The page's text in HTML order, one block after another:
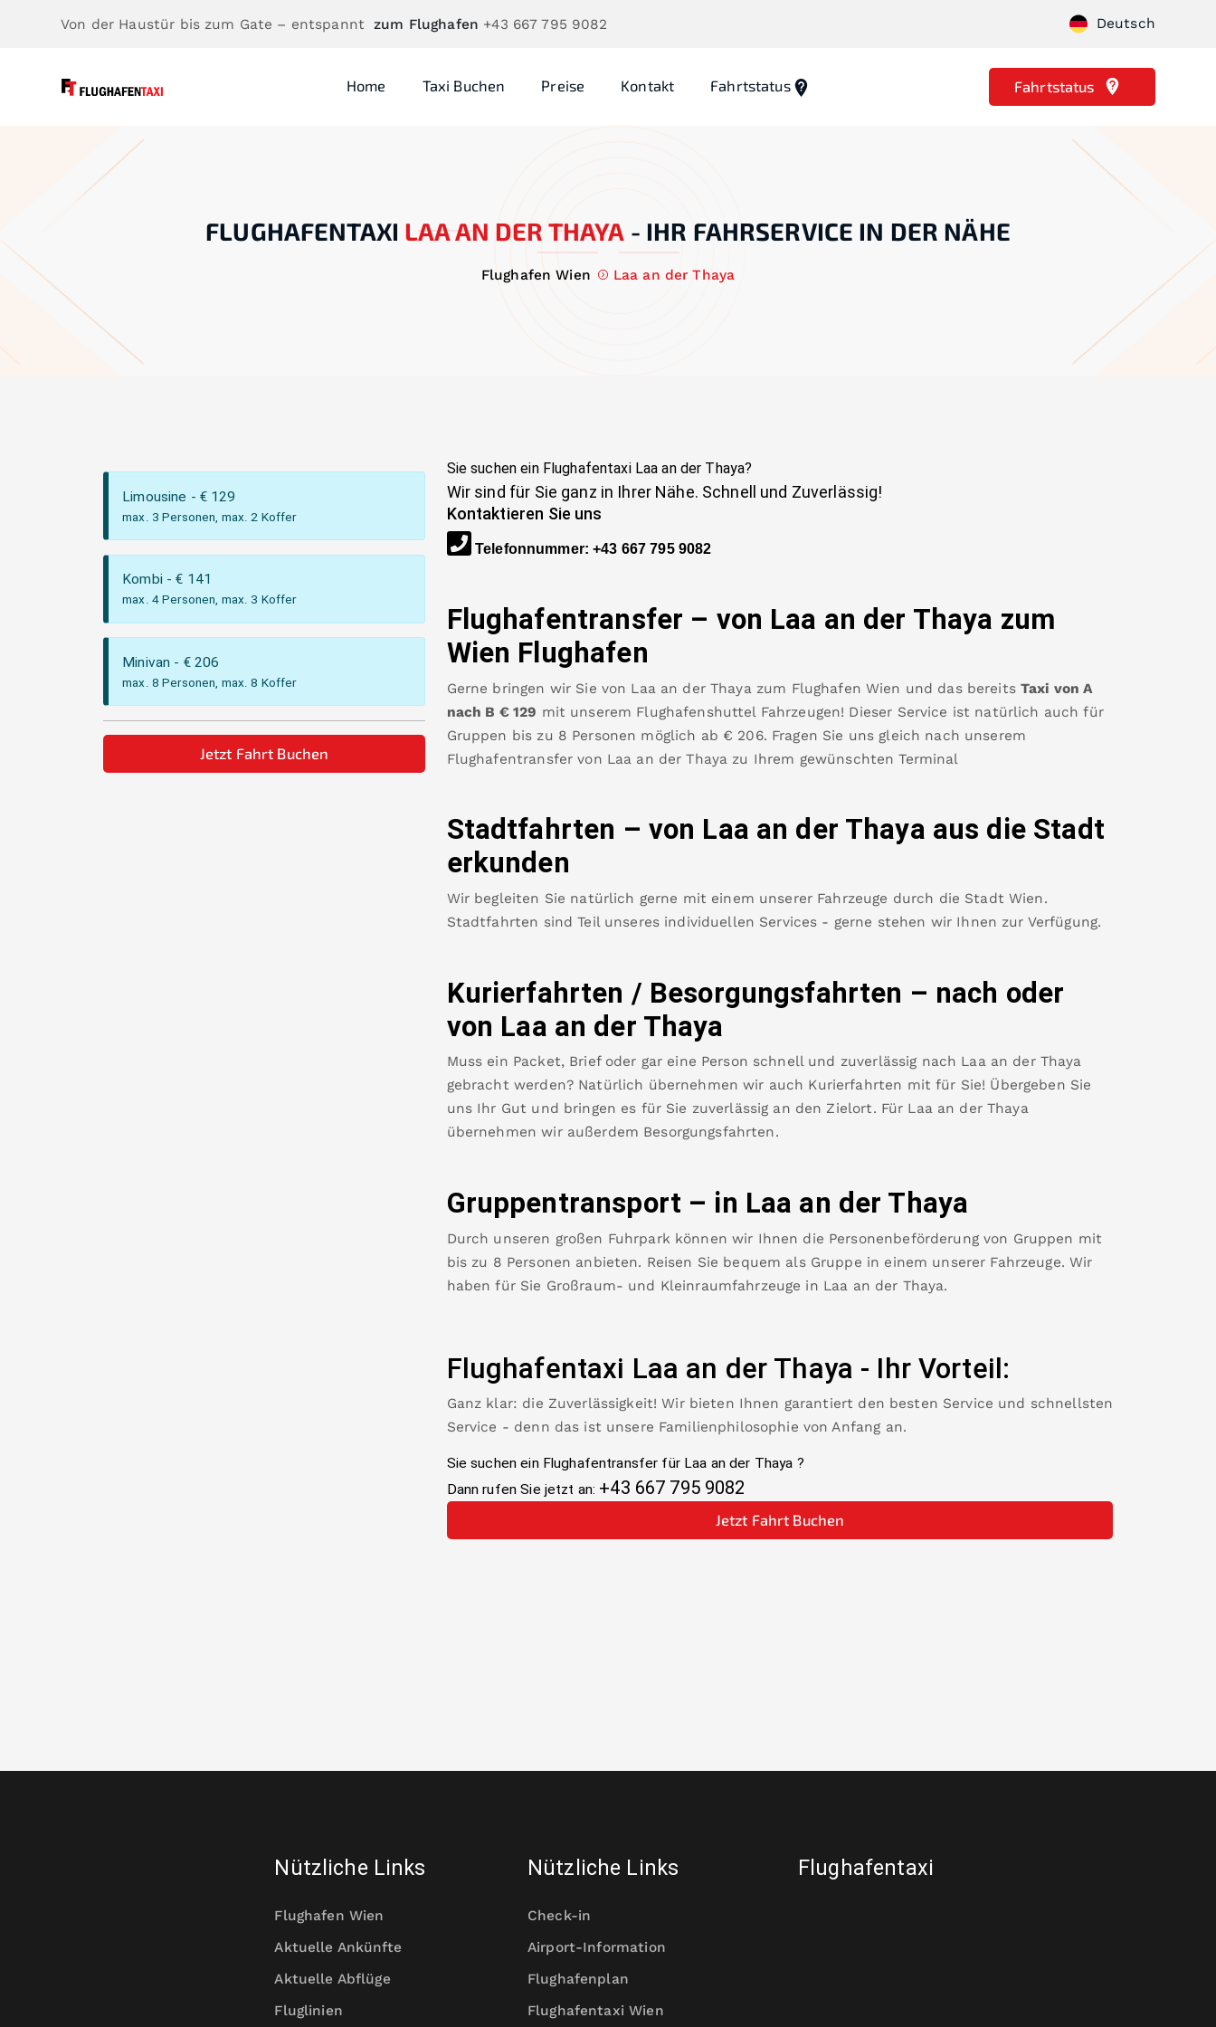
Von der Haustür bis zum Gate – entspannt zum Flughafen +43 667 795 9082 Deutsch
Home Taxi Buchen Preise Kontakt Fahrtstatus Fahrtstatus
FLUGHAFENTAXI LAA AN DER THAYA - IHR FAHRSERVICE IN DER NÄHE
Flughafen Wien Laa an der Thaya
Limousine - € 129
max. 3 Personen, max. 2 Koffer
Kombi - € 141
max. 4 Personen, max. 3 Koffer
Minivan - € 206
max. 8 Personen, max. 8 Koffer
Jetzt Fahrt Buchen
Sie suchen ein Flughafentaxi Laa an der Thaya?
Wir sind für Sie ganz in Ihrer Nähe. Schnell und Zuverlässig!
Kontaktieren Sie uns
Telefonnummer:+43 667 795 9082
Flughafentransfer – von Laa an der Thaya zum
Wien Flughafen
Gerne bringen wir Sie von Laa an der Thaya zum Flughafen Wien und das bereits Taxi von A
nach B € 129 mit unserem Flughafenshuttel Fahrzeugen! Dieser Service ist natürlich auch für
Gruppen bis zu 8 Personen möglich ab € 206. Fragen Sie uns gleich nach unserem
Flughafentransfer von Laa an der Thaya zu Ihrem gewünschten Terminal
Stadtfahrten – von Laa an der Thaya aus die Stadt
erkunden
Wir begleiten Sie natürlich gerne mit einem unserer Fahrzeuge durch die Stadt Wien.
Stadtfahrten sind Teil unseres individuellen Services - gerne stehen wir Ihnen zur Verfügung.
Kurierfahrten / Besorgungsfahrten – nach oder
von Laa an der Thaya
Muss ein Packet, Brief oder gar eine Person schnell und zuverlässig nach Laa an der Thaya
gebracht werden? Natürlich übernehmen wir auch Kurierfahrten mit für Sie! Übergeben Sie
uns Ihr Gut und bringen es für Sie zuverlässig an den Zielort. Für Laa an der Thaya
übernehmen wir außerdem Besorgungsfahrten.
Gruppentransport – in Laa an der Thaya
Durch unseren großen Fuhrpark können wir Ihnen die Personenbeförderung von Gruppen mit
bis zu 8 Personen anbieten. Reisen Sie bequem als Gruppe in einem unserer Fahrzeuge. Wir
haben für Sie Großraum- und Kleinraumfahrzeuge in Laa an der Thaya.
Flughafentaxi Laa an der Thaya - Ihr Vorteil:
Ganz klar: die Zuverlässigkeit! Wir bieten Ihnen garantiert den besten Service und schnellsten
Service - denn das ist unsere Familienphilosophie von Anfang an.
Sie suchen ein Flughafentransfer für Laa an der Thaya ?
Dann rufen Sie jetzt an: +43 667 795 9082
Jetzt Fahrt Buchen
Nützliche Links
Flughafen Wien
Aktuelle Ankünfte
Aktuelle Abflüge
Fluglinien
Nützliche Links
Check-in
Airport-Information
Flughafenplan
Flughafentaxi Wien
Flughafentaxi